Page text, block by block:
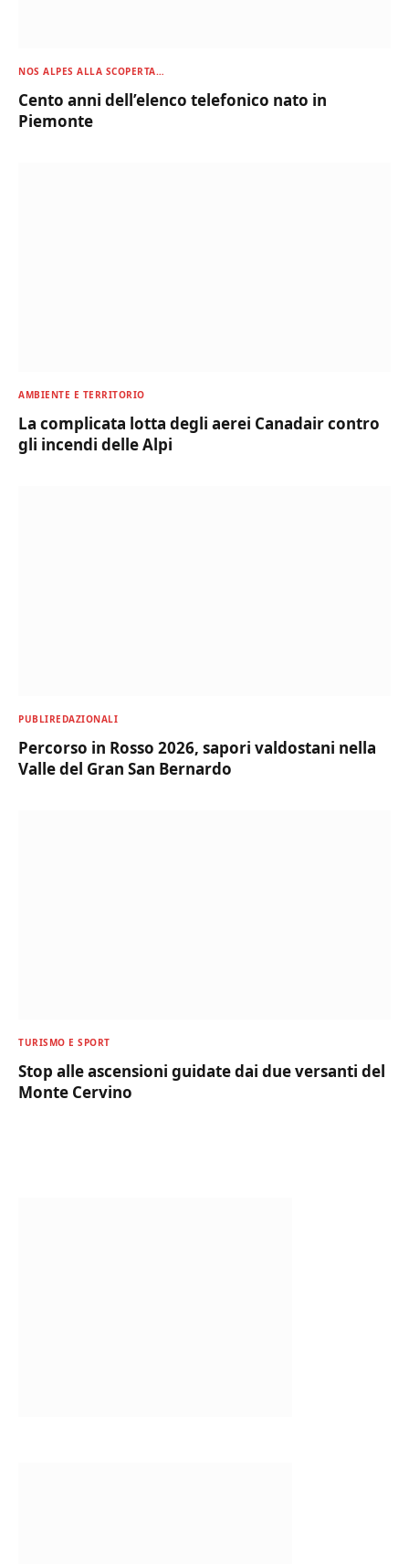
NOS ALPES ALLA SCOPERTA…
Cento anni dell’elenco telefonico nato in
Piemonte
AMBIENTE E TERRITORIO
La complicata lotta degli aerei Canadair contro
gli incendi delle Alpi
PUBLIREDAZIONALI
Percorso in Rosso 2026, sapori valdostani nella
Valle del Gran San Bernardo
TURISMO E SPORT
Stop alle ascensioni guidate dai due versanti del
Monte Cervino